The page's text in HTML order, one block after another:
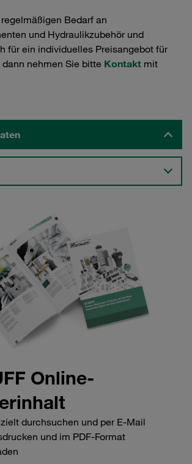
Bedarf an
und Hydraulikzubehör und
für ein individuelles Preisangebot für
nehmen Sie bitte Kontakt mit
Online-
durchsuchen und per E-Mail
und im PDF-Format